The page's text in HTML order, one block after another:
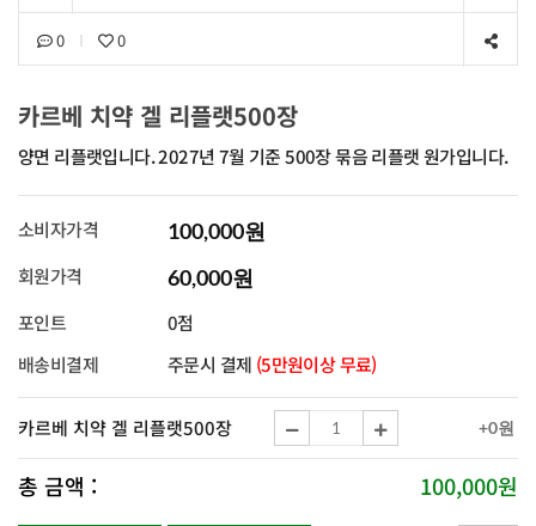
0 0
카르베 치약 겔 리플랫500장
양면 리플랫입니다. 2027년 7월 기준 500장 묶음 리플랫 원가입니다.
소비자가격 100,000원
회원가격 60,000원
포인트
0점
배송비결제
주문시 결제 (5만원이상 무료)
카르베 치약 겔 리플랫500장 +0원
총 금액 : 100,000원